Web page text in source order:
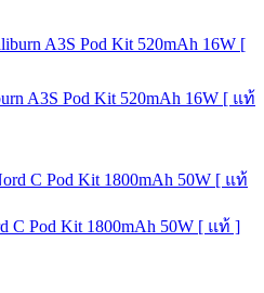
A3S Pod Kit 520mAh 16W [ แท้
Pod Kit 1800mAh 50W [ แท้ ]